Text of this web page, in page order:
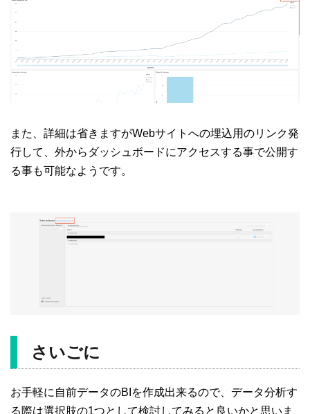
また、詳細は省きますがWebサイトへの埋込用のリンク発
行して、外からダッシュボードにアクセスする事で公開す
る事も可能なようです。
さいごに
お手軽に自前データのBIを作成出来るので、データ分析す
る際は選択肢の1つとして検討してみると良いかと思いま